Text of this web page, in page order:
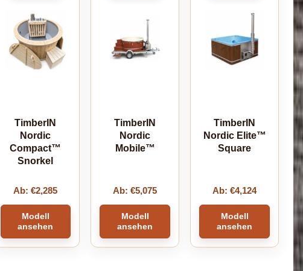
TimberIN
Nordic
Compact™
Snorkel
Ab:€2,285
Modell
ansehen
TimberIN
Nordic
Mobile™
Ab:€5,075
Modell
ansehen
TimberIN
Nordic Elite™
Square
Ab:€4,124
Modell
ansehen